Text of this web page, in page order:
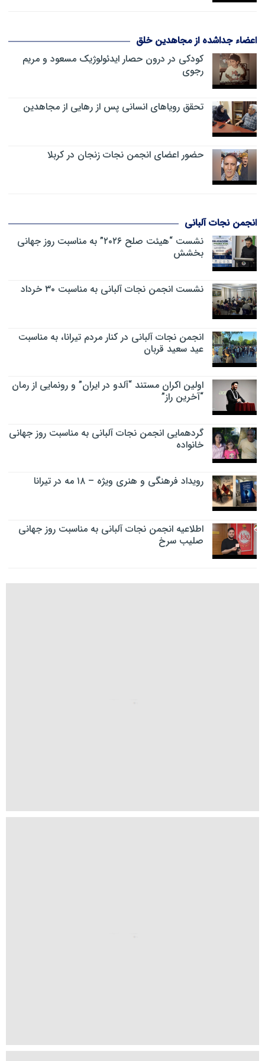
اعضاء جداشده از مجاهدین خلق
کودکی در درون حصار ایدئولوژیک مسعود و مریم
رجوی
تحقق رویاهای انسانی پس از رهایی از مجاهدین
حضور اعضای انجمن نجات زنجان در کربلا
انجمن نجات آلبانی
نشست “هیئت صلح ۲۰۲۶” به مناسبت روز جهانی
بخشش
نشست انجمن نجات آلبانی به مناسبت ۳۰ خرداد
انجمن نجات آلبانی در کنار مردم تیرانا، به مناسبت
عید سعید قربان
اولین اکران مستند “آلدو در ایران” و رونمایی از رمان
“آخرین راز”
گردهمایی انجمن نجات آلبانی به مناسبت روز جهانی
خانواده
رویداد فرهنگی و هنری ویژه – ۱۸ مه در تیرانا
اطلاعیه انجمن نجات آلبانی به مناسبت روز جهانی
صلیب سرخ